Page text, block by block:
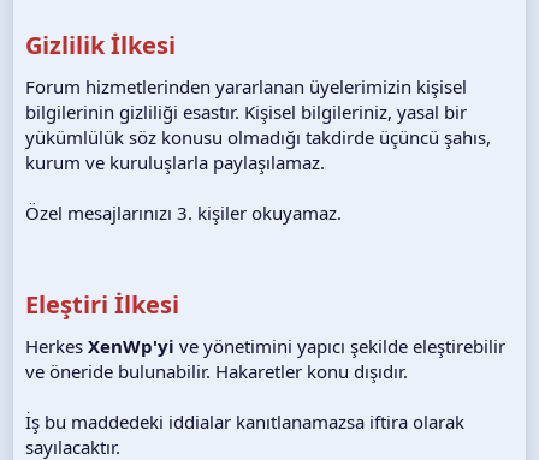
Gizlilik İlkesi
Forum hizmetlerinden yararlanan üyelerimizin kişisel
bilgilerinin gizliliği esastır. Kişisel bilgileriniz, yasal bir
yükümlülük söz konusu olmadığı takdirde üçüncü şahıs,
kurum ve kuruluşlarla paylaşılamaz.
Özel mesajlarınızı 3. kişiler okuyamaz.
Eleştiri İlkesi
Herkes XenWp'yi ve yönetimini yapıcı şekilde eleştirebilir
ve öneride bulunabilir. Hakaretler konu dışıdır.
İş bu maddedeki iddialar kanıtlanamazsa iftira olarak
sayılacaktır.